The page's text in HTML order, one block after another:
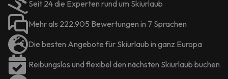
Seit 24 die Experten rund um Skiurlaub
Mehr als 222.905 Bewertungen in 7 Sprachen
Die besten Angebote für Skiurlaub in ganz Europa
Reibungslos und flexibel den nächsten Skiurlaub buchen